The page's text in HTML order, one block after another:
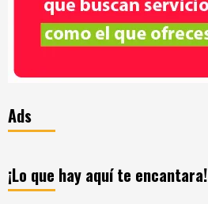
Ads
¡Lo que hay aquí te encantara!